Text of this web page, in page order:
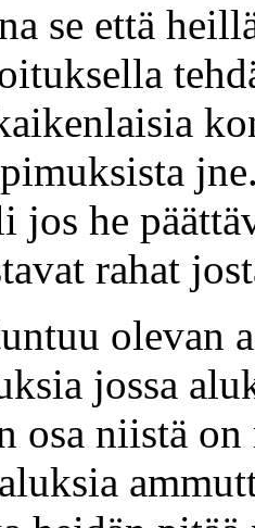
se että
jos he
rahat
olevan
jossa
osa niistä